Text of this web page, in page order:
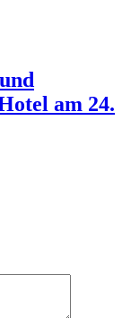
am 24.